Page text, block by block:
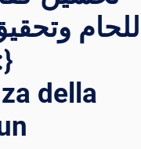
اللحام
della